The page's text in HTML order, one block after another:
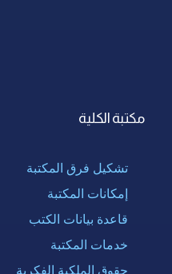
مكتبة الكلية
تشكيل فرق المكتبة
إمكانات المكتبة
قاعدة بيانات الكتب
خدمات المكتبة
حقوق الملكية الفكرية